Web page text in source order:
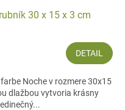
30 x 15 x 3 cm
DETAIL
Noche v rozmere 30x15
dlažbou vytvoria krásny